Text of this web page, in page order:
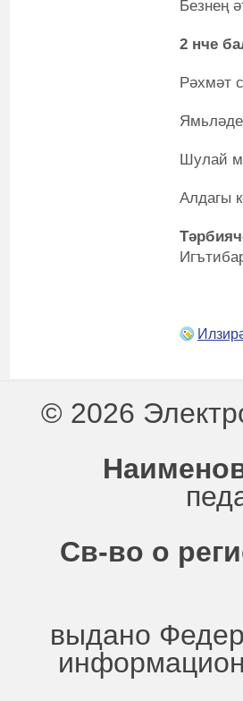
Безнең
2 нче
Рәхмәт
Шулай
Алдагы
© 2026
Св-во о
выдано